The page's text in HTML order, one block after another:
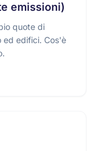
emissioni)
quote di
ed edifici. Cos'è